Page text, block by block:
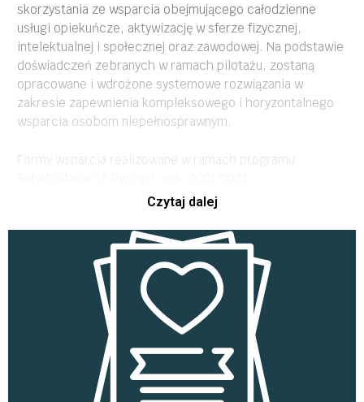
– towarzyszenie i wspomaganie ON w pełnieniu ról
społecznych
– pobudzanie i inspirowanie do podejmowania aktywności
społecznej
– pomoc i trening w wykonywaniu codziennych czynności
tj. prowadzenie gospodarstwa domowego, higiena,
– realizacja potrzeb religijnych kulturalnych,
rozrywkowych i innych
Zakres i intensywność bezpośredniego wsparcia
asystenta, udzielanego poszczególnym beneficjentom
będzie oparta o diagnozę ich potrzeb przeprowadzoną na
etapie rekrutacji do projektu i opracowania IPD. Zakres
wsparcia będzie więc spersonalizowany i dostosowany do
indywidualnych potrzeb uczestników.
skorzystania ze wsparcia obejmującego całodzienne
usługi opiekuńcze, aktywizację w sferze fizycznej,
intelektualnej i społecznej oraz zawodowej. Na podstawie
doświadczeń zebranych w ramach pilotażu, zostaną
opracowane i wdrożone systemowe rozwiązania w
zakresie zapewnienia kompleksowego i horyzontalnego
wsparcia osobom niepełnosprawnym.
Formy wsparcia realizowane w ramach programu
Terapia zajęciowa – ergoterapia
Rekreacja
Usprawnianie ruchowe
Rehabilitacja – fizjoterapia/ masaż
Arteterapia
Zajęcia rozwijające komunikację
Zajęcia rozwijające kompetencje cyfrowe
Wsparcie psychologiczne
Czytaj dalej